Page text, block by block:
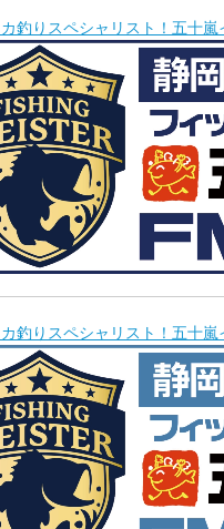
釣りスペシャリスト！五十
釣りスペシャリスト！五十